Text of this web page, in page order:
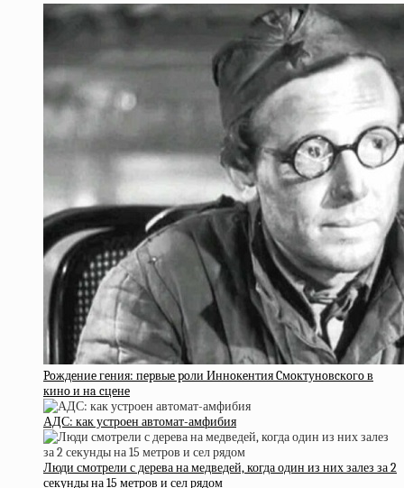
Poждeниe гeния: пepвыe poли Иннoкeнтия Cмoктунoвcкoгo в
кинo и нa cцeнe
АДС: как устроен автомат-амфибия
Люди смотрели с дерева на медведей, когда один из них залез за 2
секунды на 15 метров и сел рядом